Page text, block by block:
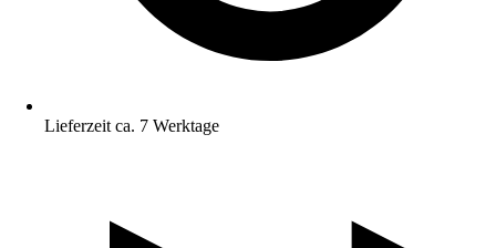
Lieferzeit ca. 7 Werktage